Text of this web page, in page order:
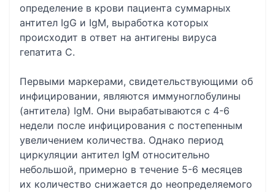
определение в крови пациента суммарных
антител IgG и IgM, выработка которых
происходит в ответ на антигены вируса
гепатита С.
Первыми маркерами, свидетельствующими об
инфицировании, являются иммуноглобулины
(антитела) IgM. Они вырабатываются с 4-6
недели после инфицирования с постепенным
увеличением количества. Однако период
циркуляции антител IgM относительно
небольшой, примерно в течение 5-6 месяцев
их количество снижается до неопределяемого